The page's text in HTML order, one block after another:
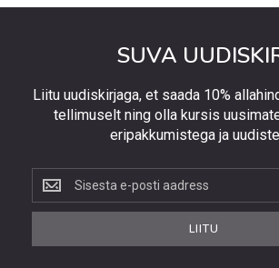
SUVA
Liitu uudiskirjaga, et saada 10%
tellimuselt ning olla kursis
eripakkumistega ja
Liitu
uudiskirjaga,
et
LIITU